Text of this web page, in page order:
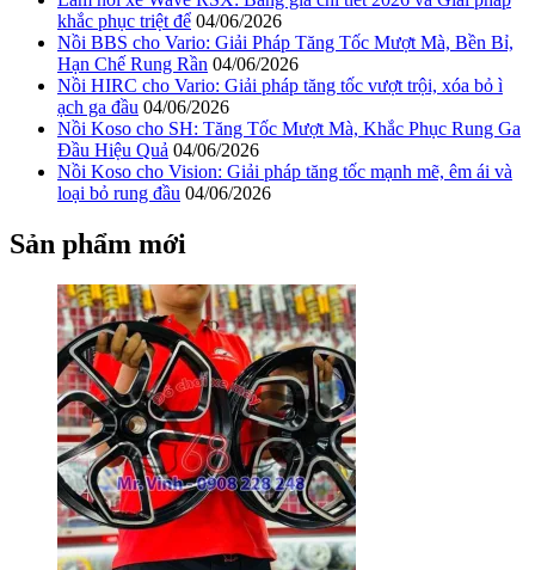
khắc phục triệt để 04/06/2026
Nồi BBS cho Vario: Giải Pháp Tăng Tốc Mượt Mà, Bền Bỉ,
Hạn Chế Rung Rần 04/06/2026
Nồi HIRC cho Vario: Giải pháp tăng tốc vượt trội, xóa bỏ ì
ạch ga đầu 04/06/2026
Nồi Koso cho SH: Tăng Tốc Mượt Mà, Khắc Phục Rung Ga
Đầu Hiệu Quả 04/06/2026
Nồi Koso cho Vision: Giải pháp tăng tốc mạnh mẽ, êm ái và
loại bỏ rung đầu 04/06/2026
Sản phẩm mới